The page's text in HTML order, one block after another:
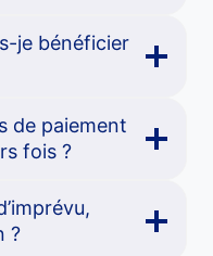
je bénéficier
de paiement
fois ?
?